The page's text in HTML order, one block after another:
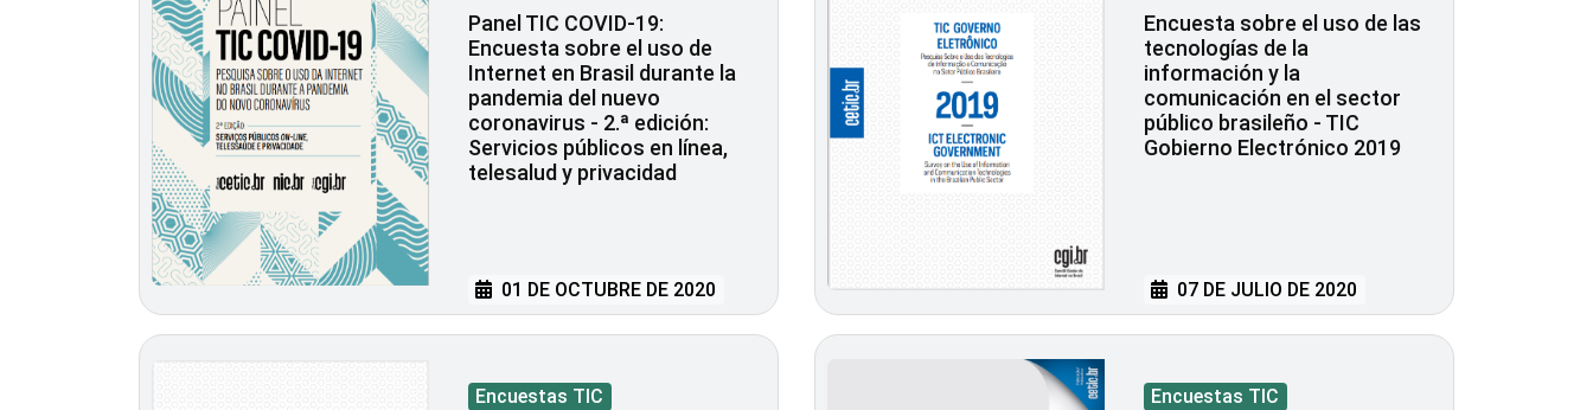
Panel TIC COVID-19:
Encuesta sobre el uso de
Internet en Brasil durante la
pandemia del nuevo
coronavirus - 2.ª edición:
Servicios públicos en línea,
telesalud y privacidad
01 DE OCTUBRE DE 2020
Encuesta sobre el uso de las
tecnologías de la
información y la
comunicación en el sector
público brasileño - TIC
Gobierno Electrónico 2019
07 DE JULIO DE 2020
Encuestas TIC Encuestas TIC